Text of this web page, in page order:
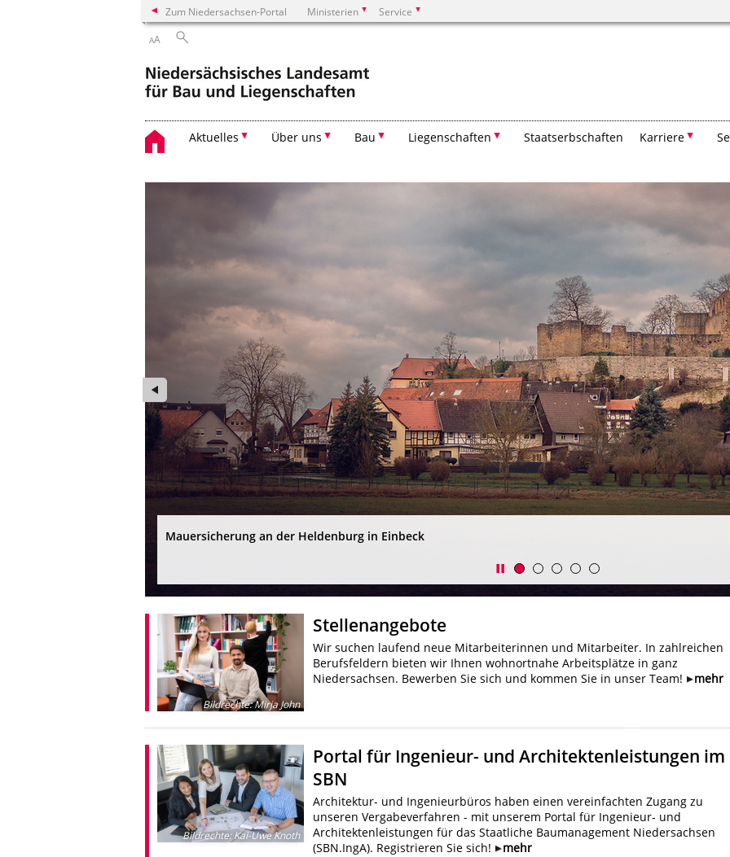
Zum Niedersachsen-Portal Ministerien Service
AA
Aktuelles Über uns Bau Liegenschaften Staatserbschaften Karriere
Mauersicherung an der Heldenburg in Einbeck
Bildrechte:Mirja John
Stellenangebote
Wir suchen laufend neue Mitarbeiterinnen und Mitarbeiter. In zahlreichen
Berufsfeldern bieten wir Ihnen wohnortnahe Arbeitsplätze in ganz
Niedersachsen. Bewerben Sie sich und kommen Sie in unser Team!
mehr
Bildrechte:Kai-Uwe Knoth
Portal für Ingenieur- und Architektenleistungen im
SBN
Architektur- und Ingenieurbüros haben einen vereinfachten Zugang zu
unseren Vergabeverfahren - mit unserem Portal für Ingenieur- und
Architektenleistungen für das Staatliche Baumanagement Niedersachsen
(SBN.IngA). Registrieren Sie sich!
mehr